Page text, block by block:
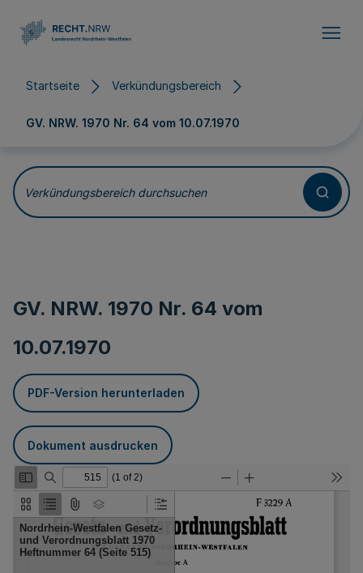
Startseite Verkündungsbereich
GV. NRW. 1970 Nr. 64 vom 10.07.1970
Verkündungsbereich durchsuchen
GV. NRW. 1970 Nr. 64 vom
10.07.1970
PDF-Version herunterladen
Dokument ausdrucken